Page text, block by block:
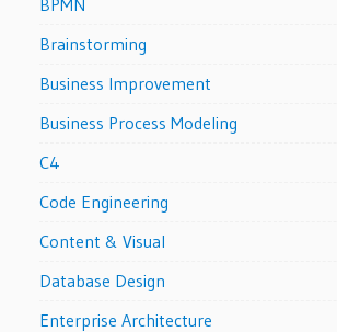
Brainstorming
Business Improvement
Business Process Modeling
C4
Code Engineering
Content & Visual
Database Design
Enterprise Architecture